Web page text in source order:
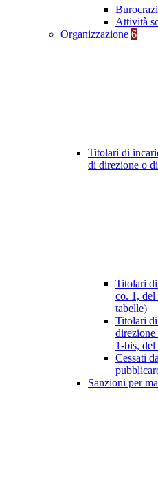
Attività
Organizzazione 6
Titolari di
di direzione o
Titolari
co. 1, del
tabelle)
Titolari
1-bis,
Cessati
Sanzioni per